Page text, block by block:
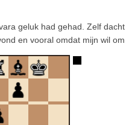
geluk had gehad. Zelf
en vooral omdat mijn wil om